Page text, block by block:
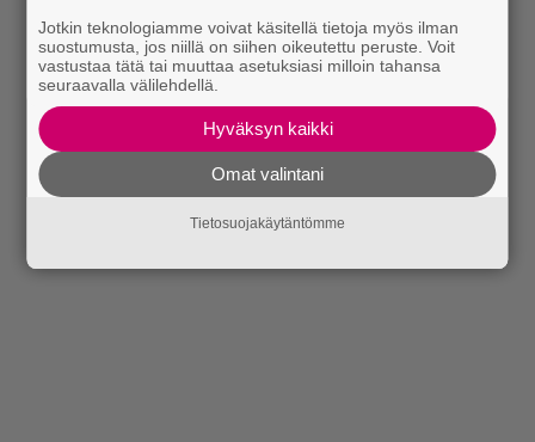
Jotkin teknologiamme voivat käsitellä tietoja myös ilman
suostumusta, jos niillä on siihen oikeutettu peruste. Voit
vastustaa tätä tai muuttaa asetuksiasi milloin tahansa
seuraavalla välilehdellä.
Hyväksyn kaikki
Omat valintani
Tietosuojakäytäntömme